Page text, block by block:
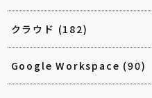
クラウド (182)
Google Workspace (90)